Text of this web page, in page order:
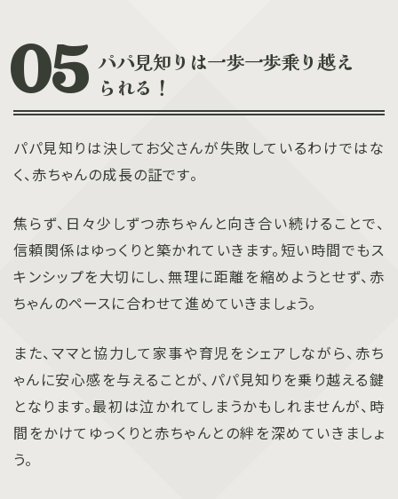
パパ見知りは一歩一歩乗り越え
られる！
パパ見知りは決してお父さんが失敗しているわけではな
く、赤ちゃんの成長の証です。
焦らず、日々少しずつ赤ちゃんと向き合い続けることで、
信頼関係はゆっくりと築かれていきます。短い時間でもス
キンシップを大切にし、無理に距離を縮めようとせず、赤
ちゃんのペースに合わせて進めていきましょう。
また、ママと協力して家事や育児をシェアしながら、赤ち
ゃんに安心感を与えることが、パパ見知りを乗り越える鍵
となります。最初は泣かれてしまうかもしれませんが、時
間をかけてゆっくりと赤ちゃんとの絆を深めていきましょ
う。